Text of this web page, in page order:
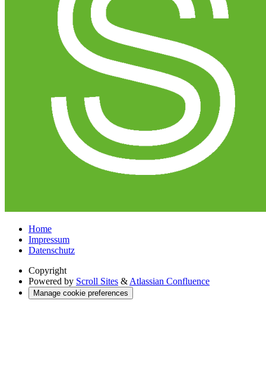
Home
Impressum
Datenschutz
Copyright
Powered by Scroll Sites & Atlassian Confluence
Manage cookie preferences